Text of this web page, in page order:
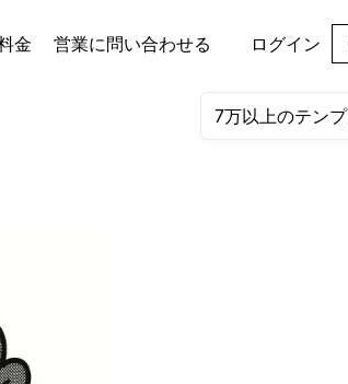
金 営業に問い合わせる ログイン